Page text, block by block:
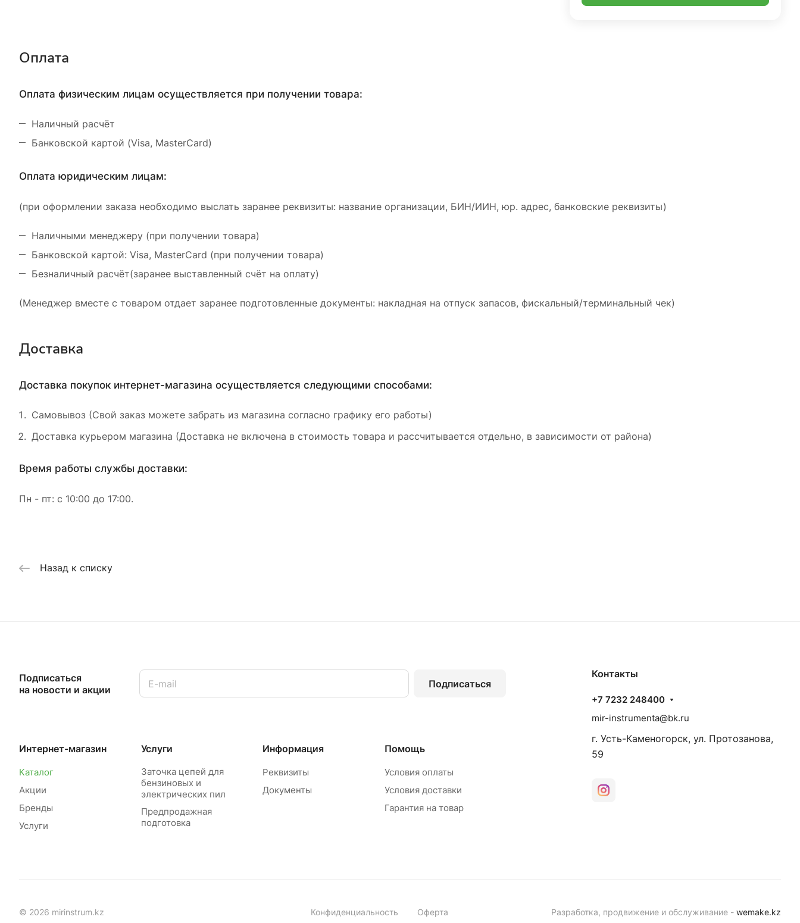
Оплата
Оплата физическим лицам осуществляется при получении товара:
Наличный расчёт
Банковской картой (Visa, MasterCard)
Оплата юридическим лицам:
(при оформлении заказа необходимо выслать заранее реквизиты: название организации, БИН/ИИН, юр. адрес, банковские реквизиты)
Наличными менеджеру (при получении товара)
Банковской картой: Visa, MasterCard (при получении товара)
Безналичный расчёт(заранее выставленный счёт на оплату)
(Менеджер вместе с товаром отдает заранее подготовленные документы: накладная на отпуск запасов, фискальный/терминальный чек)
Доставка
Доставка покупок интернет-магазина осуществляется следующими способами:
Самовывоз (Свой заказ можете забрать из магазина согласно графику его работы)
Доставка курьером магазина (Доставка не включена в стоимость товара и рассчитывается отдельно, в зависимости от района)
Время работы службы доставки:
Пн - пт: с 10:00 до 17:00.
Назад к списку
Подписаться
на новости и акции
Подписаться
Интернет-магазин
Каталог
Акции
Бренды
Услуги
Услуги
Заточка цепей для
бензиновых и
электрических пил
Предпродажная
подготовка
Информация
Реквизиты
Документы
Помощь
Условия оплаты
Условия доставки
Гарантия на товар
Контакты
+7 7232 248400
mir-instrumenta@bk.ru
г. Усть-Каменогорск, ул. Протозанова,
59
© 2026 mirinstrum.kz Конфиденциальность Оферта Разработка, продвижение и обслуживание - wemake.kz